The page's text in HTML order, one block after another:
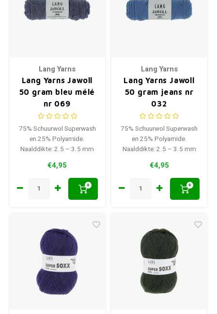
Lang Yarns
Lang Yarns Jawoll
50 gram bleu mélé
nr 069
75% Schuurwol Superwash
en 25% Polyamide.
Naalddikte: 2.5 – 3.5 mm
€4,95
+
Lang Yarns
Lang Yarns Jawoll
50 gram jeans nr
032
75% Schuurwol Superwash
en 25% Polyamide.
Naalddikte: 2.5 – 3.5 mm
€4,95
+